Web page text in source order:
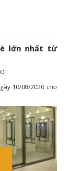
lớn nhất từ
10/08/2020 cho